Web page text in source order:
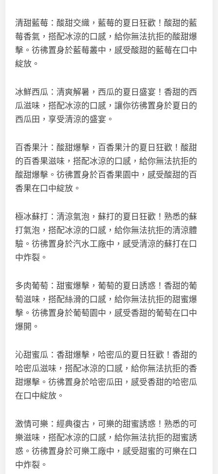
清甜藍莓：酸甜交織，藍莓的夏日狂歡！酸甜的藍
莓香氣，搭配冰涼的口感，給你無法抗拒的酸甜爆
擊。彷彿置身於藍莓叢中，感受酸甜的藍莓在口中
綻放。
冰鮮西瓜：清爽解暑，西瓜的夏日盛宴！香甜的西
瓜滋味，搭配冰涼的口感，讓你彷彿置身於夏日的
西瓜田，享受清涼的盛宴。
百香果汁：酸甜爆擊，百香果汁的夏日狂歡！酸甜
的百香果滋味，搭配冰涼的口感，給你無法抗拒的
酸甜爆擊。彷彿置身於百香果園中，感受酸甜的百
香果在口中綻放。
極冰蘇打：清涼氣泡，蘇打的夏日狂歡！熟悉的蘇
打氣泡，搭配冰涼的口感，給你無法抗拒的清涼體
驗。彷彿置身於汽水工廠中，感受清涼的蘇打在口
中炸裂。
多肉葡萄：甜蜜爆擊，葡萄的夏日誘惑！香甜的葡
萄滋味，搭配絲滑的口感，給你無法抗拒的甜蜜爆
擊。彷彿置身於葡萄園中，感受香甜的葡萄在口中
爆開。
沁甜蜜瓜：香甜爆擊，哈密瓜的夏日狂歡！香甜的
哈密瓜滋味，搭配冰涼的口感，給你無法抗拒的香
甜爆擊。彷彿置身於哈密瓜田，感受香甜的哈密瓜
在口中綻放。
激情可樂：經典復古，可樂的甜蜜誘惑！熟悉的可
樂滋味，搭配冰涼的口感，給你無法抗拒的甜蜜誘
惑。彷彿置身於可樂工廠中，感受甜蜜的可樂在口
中炸裂。